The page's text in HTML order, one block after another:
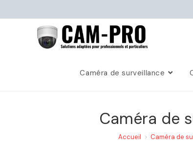
Caméra de surveillance
Caméra de
Accueil > Caméra de